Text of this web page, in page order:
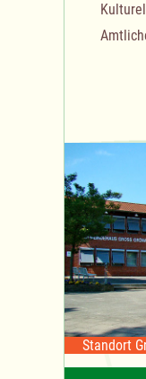
Standort